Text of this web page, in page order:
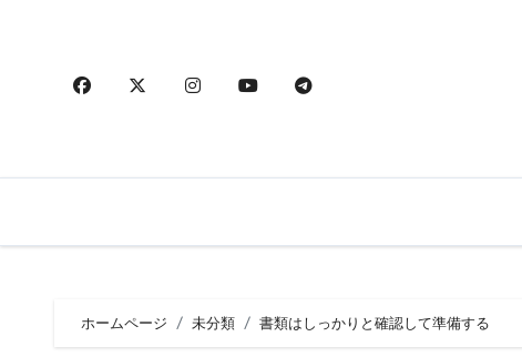
ホームページ 未分類 書類はしっかりと確認して準備する